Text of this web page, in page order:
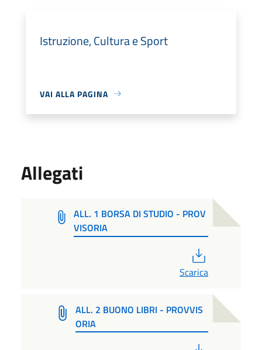
Istruzione, Cultura e Sport
VAI ALLA PAGINA
Allegati
ALL. 1 BORSA DI STUDIO - PROV
VISORIA
Scarica
ALL. 2 BUONO LIBRI - PROVVIS
ORIA